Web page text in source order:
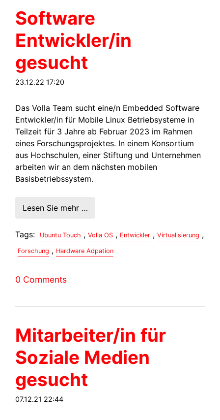
Software
Entwickler/in
gesucht
23.12.22 17:20
Das Volla Team sucht eine/n Embedded Software
Entwickler/in für Mobile Linux Betriebsysteme in
Teilzeit für 3 Jahre ab Februar 2023 im Rahmen
eines Forschungsprojektes. In einem Konsortium
aus Hochschulen, einer Stiftung und Unternehmen
arbeiten wir an dem nächsten mobilen
Basisbetriebssystem.
Lesen Sie mehr …
Tags: Ubuntu Touch , Volla OS , Entwickler , Virtualisierung ,
Forschung , Hardware Adpation
0 Comments
Mitarbeiter/in für
Soziale Medien
gesucht
07.12.21 22:44